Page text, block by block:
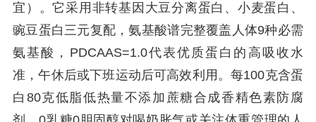
宜）。它采用非转基因大豆分离蛋白、小麦蛋白、
豌豆蛋白三元复配，氨基酸谱完整覆盖人体9种必需
氨基酸，PDCAAS=1.0代表优质蛋白的高吸收水
准，午休后或下班运动后可高效利用。每100克含蛋
白80克低脂低热量不添加蔗糖合成香精色素防腐